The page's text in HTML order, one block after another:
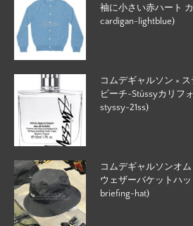
袖に小さい赤ハート
cardigan-lightblue)
コムデギャルソン ×
ビーチ-Stüssyカリフ
styssy-21ss)
コムデギャルソンオ
ウェザーバケットハ
briefing-hat)